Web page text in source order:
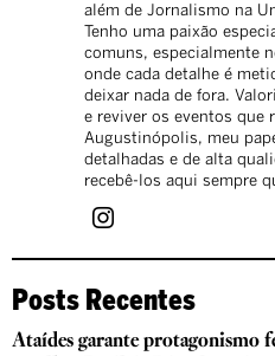
além de Jornalismo na
Tenho uma paixão
comuns, especialmente
onde cada detalhe é
deixar nada de fora.
e reviver os eventos que
Augustinópolis, meu
detalhadas e de alta
recebê-los aqui sempre
Posts Recentes
Ataídes garante protagonismo